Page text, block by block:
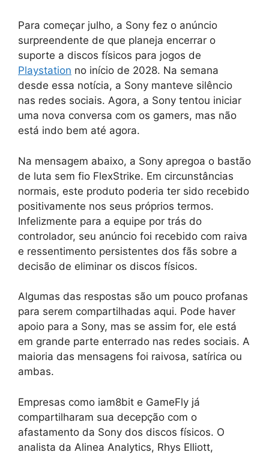
Para começar julho, a Sony fez o anúncio
surpreendente de que planeja encerrar o
suporte a discos físicos para jogos de
Playstation no início de 2028. Na semana
desde essa notícia, a Sony manteve silêncio
nas redes sociais. Agora, a Sony tentou iniciar
uma nova conversa com os gamers, mas não
está indo bem até agora.
Na mensagem abaixo, a Sony apregoa o bastão
de luta sem fio FlexStrike. Em circunstâncias
normais, este produto poderia ter sido recebido
positivamente nos seus próprios termos.
Infelizmente para a equipe por trás do
controlador, seu anúncio foi recebido com raiva
e ressentimento persistentes dos fãs sobre a
decisão de eliminar os discos físicos.
Algumas das respostas são um pouco profanas
para serem compartilhadas aqui. Pode haver
apoio para a Sony, mas se assim for, ele está
em grande parte enterrado nas redes sociais. A
maioria das mensagens foi raivosa, satírica ou
ambas.
Empresas como iam8bit e GameFly já
compartilharam sua decepção com o
afastamento da Sony dos discos físicos. O
analista da Alinea Analytics, Rhys Elliott,